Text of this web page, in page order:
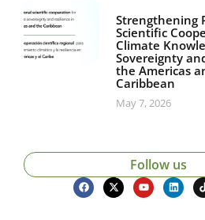
Strengthening
Scientific
Climate
Sovereignty
the Americas
Caribbean
May 7, 2026
Follow us